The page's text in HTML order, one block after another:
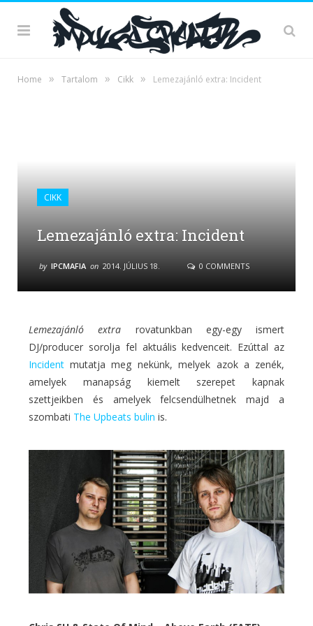
Home » Tartalom » Cikk » Lemezajánló extra: Incident
CIKK
Lemezajánló extra: Incident
by IPCMAFIA on 2014. JÚLIUS 18. 0 COMMENTS
Lemezajánló extra rovatunkban egy-egy ismert
DJ/producer sorolja fel aktuális kedvenceit. Ezúttal az
Incidentmutatja meg nekünk, melyek azok a zenék,
amelyek manapság kiemelt szerepet kapnak
szettjeikben és amelyek felcsendülhetnek majd a
szombati The Upbeats bulin is.